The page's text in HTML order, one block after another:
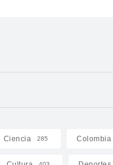
Ciencia 285 Colombia